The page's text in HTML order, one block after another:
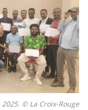
© La Croix-Rouge